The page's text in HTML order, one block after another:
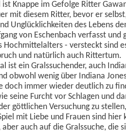
ist Knappe im Gefolge Ritter
mit diesem Ritter, bevor er
Unglücklichkeiten des Lebens
von Eschenbach verfasst und
Hochmittelalters - versteckt sind
und natürlich auch Rittertum.
ist ein Gralssuchender, auch
obwohl wenig über Indiana
doch immer wieder deutlich zu
seine Furcht vor Schlagen und
göttlichen Versuchung zu
mit Liebe und Frauen sind hier
aber auch auf die Gralssuche, die